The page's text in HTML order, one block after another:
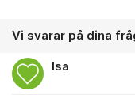
Vi svarar på dina
Isa